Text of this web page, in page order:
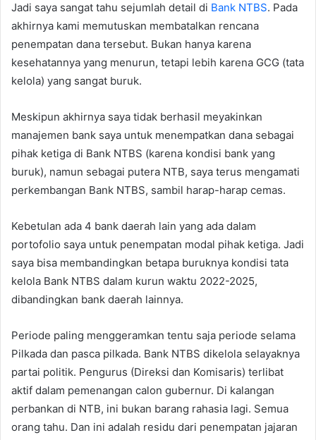
Jadi saya sangat tahu sejumlah detail di Bank NTBS. Pada
akhirnya kami memutuskan membatalkan rencana
penempatan dana tersebut. Bukan hanya karena
kesehatannya yang menurun, tetapi lebih karena GCG (tata
kelola) yang sangat buruk.
Meskipun akhirnya saya tidak berhasil meyakinkan
manajemen bank saya untuk menempatkan dana sebagai
pihak ketiga di Bank NTBS (karena kondisi bank yang
buruk), namun sebagai putera NTB, saya terus mengamati
perkembangan Bank NTBS, sambil harap-harap cemas.
Kebetulan ada 4 bank daerah lain yang ada dalam
portofolio saya untuk penempatan modal pihak ketiga. Jadi
saya bisa membandingkan betapa buruknya kondisi tata
kelola Bank NTBS dalam kurun waktu 2022-2025,
dibandingkan bank daerah lainnya.
Periode paling menggeramkan tentu saja periode selama
Pilkada dan pasca pilkada. Bank NTBS dikelola selayaknya
partai politik. Pengurus (Direksi dan Komisaris) terlibat
aktif dalam pemenangan calon gubernur. Di kalangan
perbankan di NTB, ini bukan barang rahasia lagi. Semua
orang tahu. Dan ini adalah residu dari penempatan jajaran